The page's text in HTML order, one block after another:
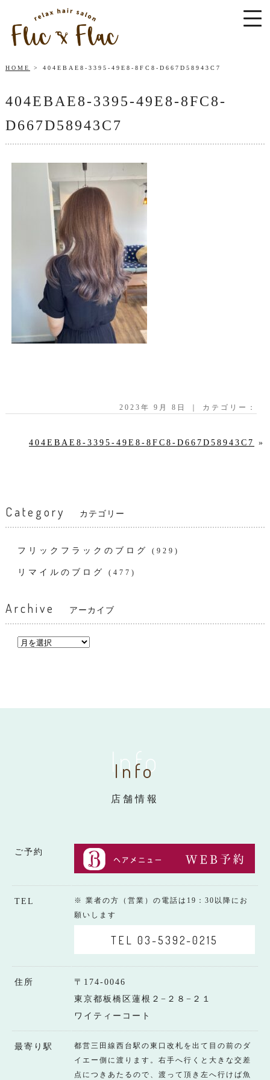
HOME 404EBAE8-3395-49E8-8FC8-D667D58943C7
404EBAE8-3395-49E8-8FC8-
D667D58943C7
2023年 9月 8日 ｜ カテゴリー：
404EBAE8-3395-49E8-8FC8-D667D58943C7 »
Category カテゴリー
フリックフラックのブログ (929)
リマイルのブログ (477)
Archive アーカイブ
Info
Info
店舗情報
ご予約
TEL
※ 業者の方（営業）の電話は19：30以降にお
願いします
TEL 03-5392-0215
住所
〒174-0046
東京都板橋区蓮根２−２８−２１
ワイティーコート
最寄り駅
都営三田線西台駅の東口改札を出て目の前のダ
イエー側に渡ります。右手へ行くと大きな交差
点につきあたるので、渡って頂き左へ行けば魚